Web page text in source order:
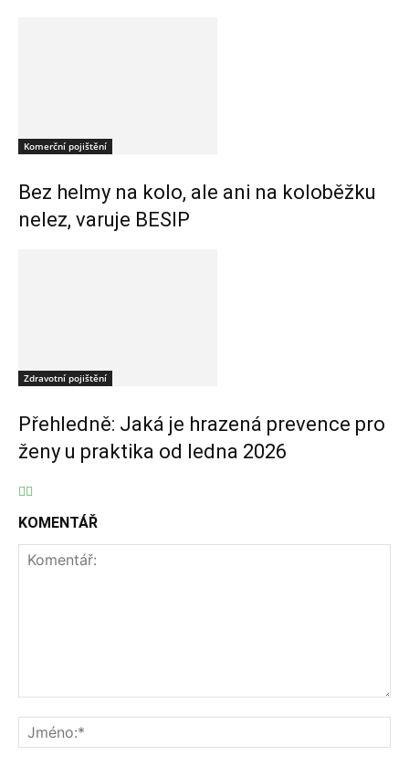
Komerční pojištění
Bez helmy na kolo, ale ani na koloběžku
nelez, varuje BESIP
Zdravotní pojištění
Přehledně: Jaká je hrazená prevence pro
ženy u praktika od ledna 2026
KOMENTÁŘ